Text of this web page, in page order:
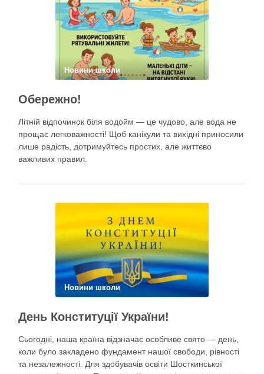
Новини школи
Обережно!
Літній відпочинок біля водойм — це чудово, але вода не
прощає легковажності! Щоб канікули та вихідні приносили
лише радість, дотримуйтесь простих, але життєво
важливих правил.
Новини школи
День Конституції України!
Сьогодні, наша країна відзначає особливе свято — день,
коли було закладено фундамент нашої свободи, рівності
та незалежності. Для здобувачів освіти Шосткинської